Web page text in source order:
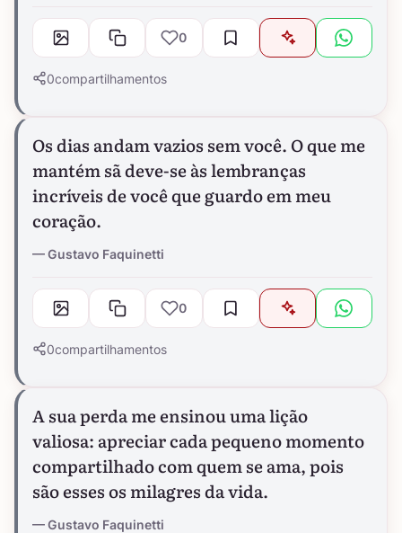
0
0compartilhamentos
Os dias andam vazios sem você. O que me
mantém sã deve-se às lembranças
incríveis de você que guardo em meu
coração.
Gustavo Faquinetti
0
0compartilhamentos
A sua perda me ensinou uma lição
valiosa: apreciar cada pequeno momento
compartilhado com quem se ama, pois
são esses os milagres da vida.
Gustavo Faquinetti